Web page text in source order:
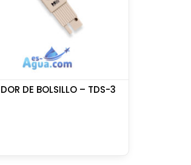
DE BOLSILLO – TDS-3